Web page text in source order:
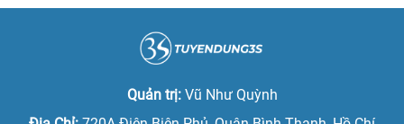
Quản trị: Vũ Như Quỳnh